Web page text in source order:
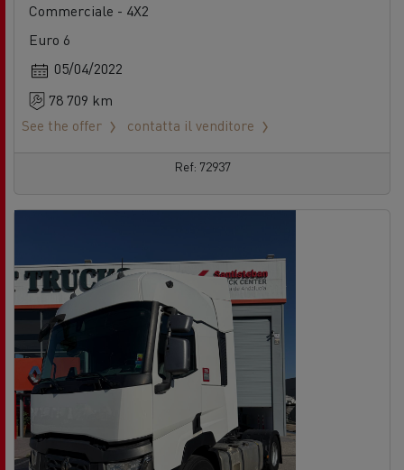
Commerciale - 4X2
Euro 6
05/04/2022
78 709 km
See the offer
contatta il venditore
Ref: 72937